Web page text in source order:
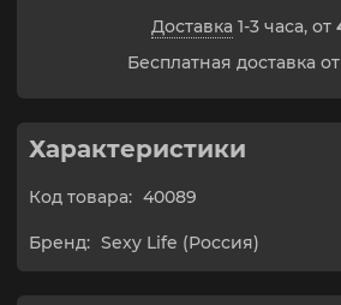
Доставка 1-3 часа, от
Бесплатная доставка от
Характеристики
Код товара: 40089
Бренд: Sexy Life (Россия)